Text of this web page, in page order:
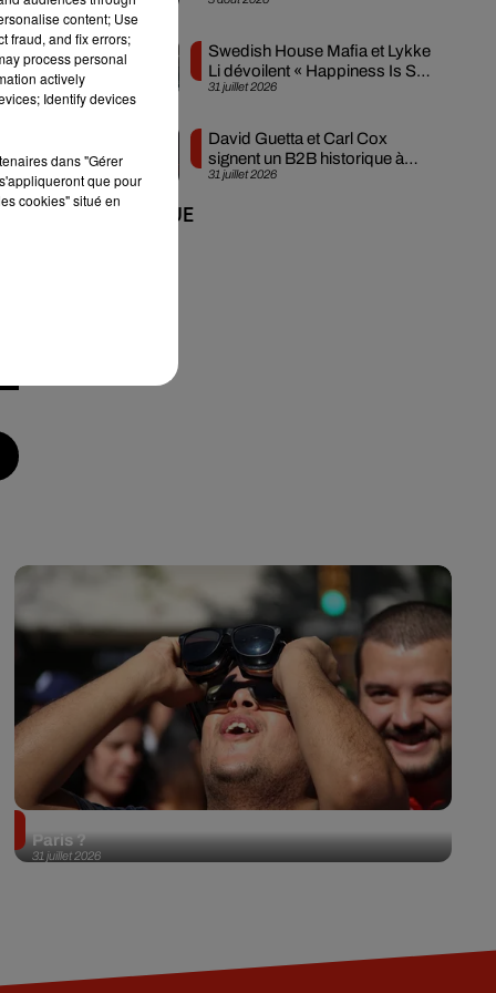
31 juillet 2026
Swedish House Mafia et Lykke
Li dévoilent « Happiness Is So
Sad »
31 juillet 2026
David Guetta et Carl Cox
signent un B2B historique à
Ibiza
+ DE MUSIQUE
31 juillet 2026
Paris ?
content; Use
fraud, and fix errors;
process personal
actively
Identify devices
dans "Gérer
que pour
cookies" situé en